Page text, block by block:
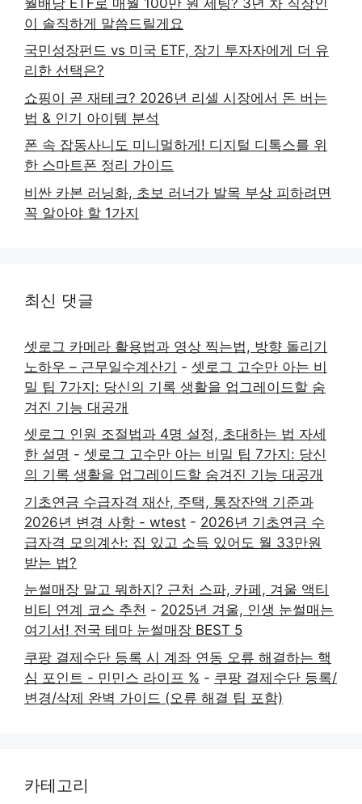
이 솔직하게 말씀드릴게요
국민성장펀드 vs 미국 ETF, 장기 투자자에게 더 유
리한 선택은?
쇼핑이 곧 재테크? 2026년 리셀 시장에서 돈 버는
법 & 인기 아이템 분석
폰 속 잡동사니도 미니멀하게! 디지털 디톡스를 위
한 스마트폰 정리 가이드
비싼 카본 러닝화, 초보 러너가 발목 부상 피하려면
꼭 알아야 할 1가지
최신 댓글
셋로그 카메라 활용법과 영상 찍는법, 방향 돌리기
노하우 – 근무일수계산기 - 셋로그 고수만 아는 비
밀 팁 7가지: 당신의 기록 생활을 업그레이드할 숨
겨진 기능 대공개
셋로그 인원 조절법과 4명 설정, 초대하는 법 자세
한 설명 - 셋로그 고수만 아는 비밀 팁 7가지: 당신
의 기록 생활을 업그레이드할 숨겨진 기능 대공개
기초연금 수급자격 재산, 주택, 통장잔액 기준과
2026년 변경 사항 - wtest - 2026년 기초연금 수
급자격 모의계산: 집 있고 소득 있어도 월 33만원
받는 법?
눈썰매장 말고 뭐하지? 근처 스파, 카페, 겨울 액티
비티 연계 코스 추천 - 2025년 겨울, 인생 눈썰매는
여기서! 전국 테마 눈썰매장 BEST 5
쿠팡 결제수단 등록 시 계좌 연동 오류 해결하는 핵
심 포인트 - 민민스 라이프 % - 쿠팡 결제수단 등록/
변경/삭제 완벽 가이드 (오류 해결 팁 포함)
카테고리